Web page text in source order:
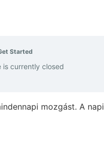
Started
is currently closed
mozgást. A napi